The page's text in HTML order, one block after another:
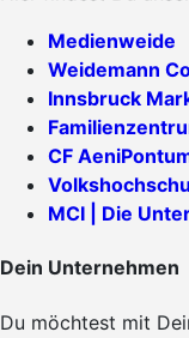
Medienweide
Weidemann
Innsbruck
CF
MCI | Die
Dein Unternehmen
Du möchtest mit